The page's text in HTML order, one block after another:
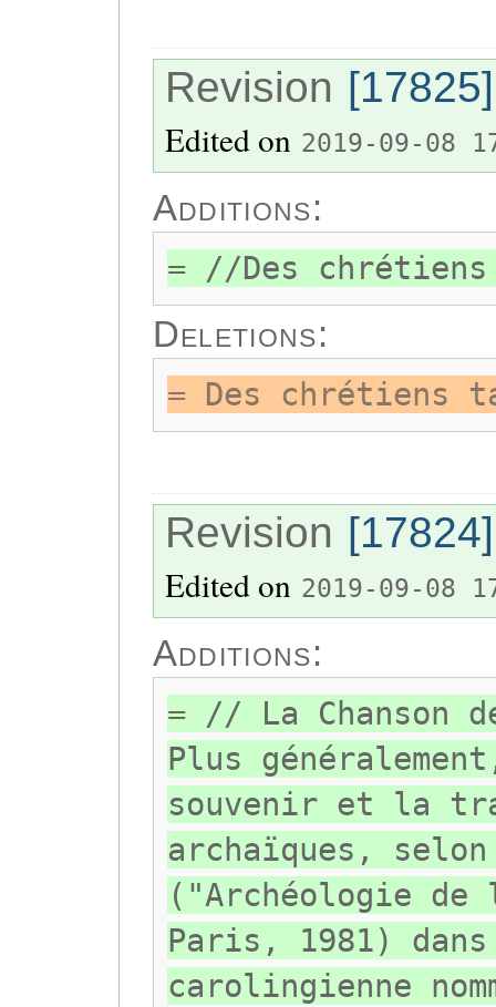
Revision [17825]
Edited on 2019-09-08
Additions:
= //Des
Deletions:
= Des
Revision [17824]
Edited on 2019-09-08
Additions:
= // La Chanson
Plus
souvenir et la
archaïques,
("Archéologie de
Paris, 1981) dans
carolingienne